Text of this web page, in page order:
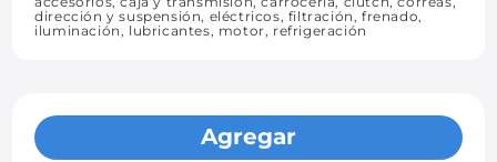
dirección y suspensión, eléctricos, filtración, frenado,
iluminación, lubricantes, motor, refrigeración
Agregar